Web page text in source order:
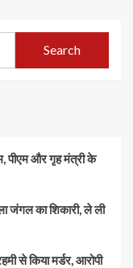
Search
पीएम और गृह मंत्री के
जंगल का शिकारी, ले ली
से किया मर्डर, आरोपी